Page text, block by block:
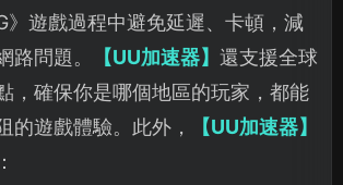
》遊戲過程中避免延遲、卡頓，減
路問題。
【UU加速器】 還支援全球
，確保你是哪個地區的玩家，都能
的遊戲體驗。此外，
【UU加速器】